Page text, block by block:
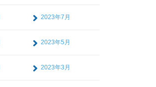
2023年7月
2023年5月
2023年3月